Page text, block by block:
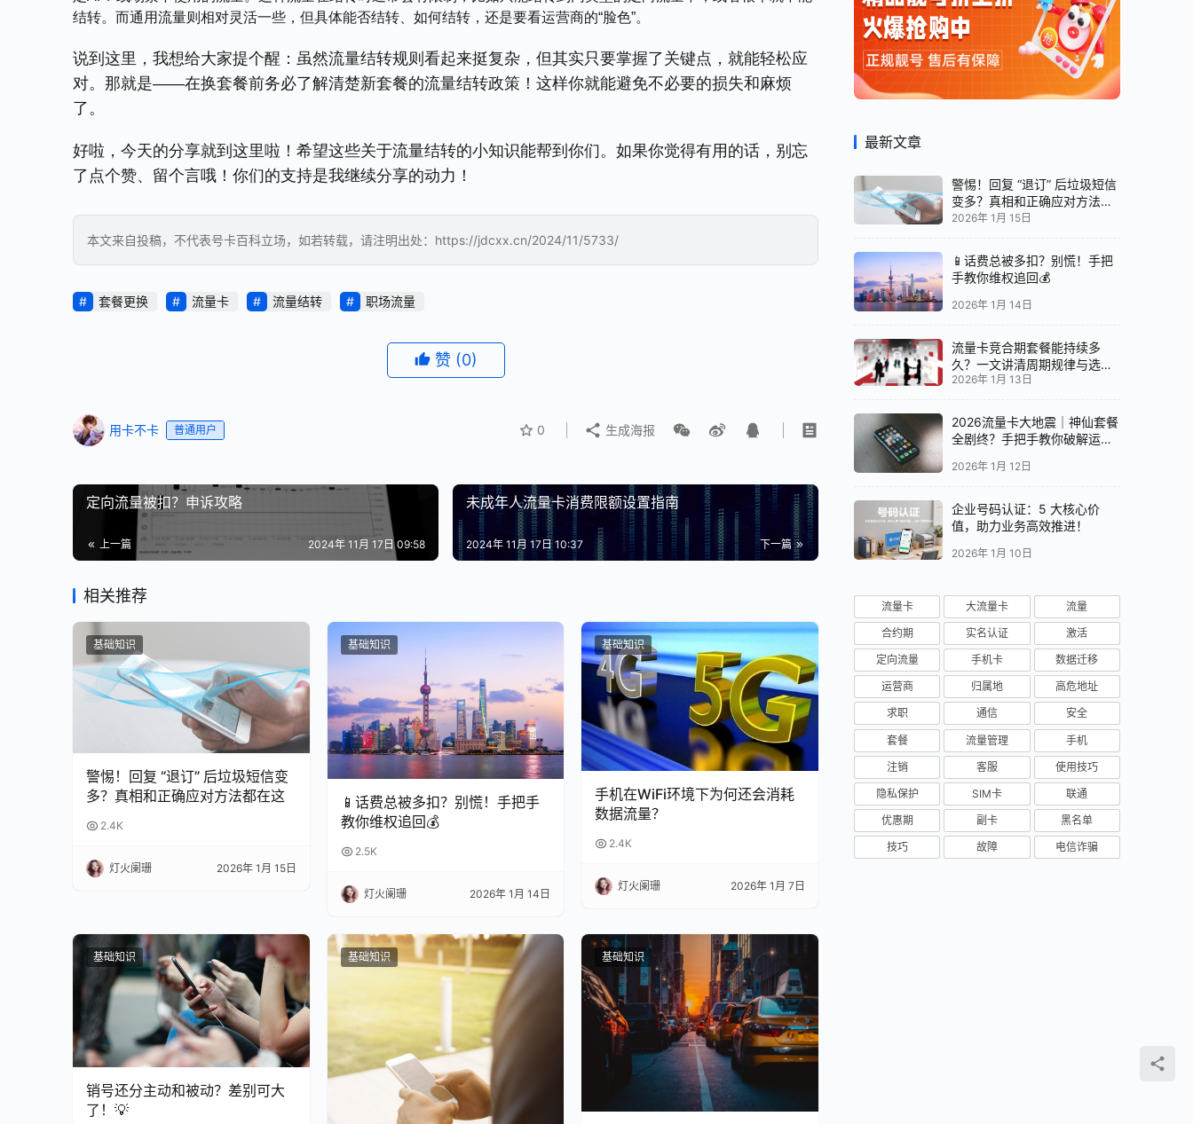
结转。而通用流量则相对灵活一些，但具体能否结转、如何结转，还是要看运营商的“脸色”。
说到这里，我想给大家提个醒：虽然流量结转规则看起来挺复杂，但其实只要掌握了关键点，就能轻松应
对。那就是——在换套餐前务必了解清楚新套餐的流量结转政策！这样你就能避免不必要的损失和麻烦
了。
好啦，今天的分享就到这里啦！希望这些关于流量结转的小知识能帮到你们。如果你觉得有用的话，别忘
了点个赞、留个言哦！你们的支持是我继续分享的动力！
本文来自投稿，不代表号卡百科立场，如若转载，请注明出处：https://jdcxx.cn/2024/11/5733/
套餐更换 流量卡 流量结转 职场流量
赞 (0)
用卡不卡 普通用户 0 生成海报
定向流量被扣？申诉攻略
上一篇 2024年 11月 17日 09:58
未成年人流量卡消费限额设置指南
下一篇
2024年 11月 17日 10:37
相关推荐
基础知识
警惕！回复 “退订” 后垃圾短信变
多？真相和正确应对方法都在这
2.4K
灯火阑珊 2026年 1月 15日
基础知识
📱话费总被多扣？别慌！手把手
教你维权追回💰
2.5K
灯火阑珊 2026年 1月 14日
基础知识
手机在WiFi环境下为何还会消耗
数据流量？
2.4K
灯火阑珊 2026年 1月 7日
基础知识
销号还分主动和被动？差别可大
了！💡
基础知识 基础知识
最新文章
警惕！回复 “退订” 后垃圾短信
变多？真相和正确应对方法都
在这
2026年 1月 15日
📱话费总被多扣？别慌！手把
手教你维权追回💰
2026年 1月 14日
流量卡竞合期套餐能持续多
久？一文讲清周期规律与选卡
时机
2026年 1月 13日
2026流量卡大地震｜神仙套餐
全剧终？手把手教你破解运营
2026年 1月 12日
企业号码认证：5 大核心价
值，助力业务高效推进！
2026年 1月 10日
流量卡 大流量卡 流量
合约期 实名认证 激活
定向流量 手机卡 数据迁移
运营商 归属地 高危地址
求职 通信 安全
套餐 流量管理 手机
注销 客服 使用技巧
隐私保护 SIM卡 联通
优惠期 副卡 黑名单
技巧 故障 电信诈骗